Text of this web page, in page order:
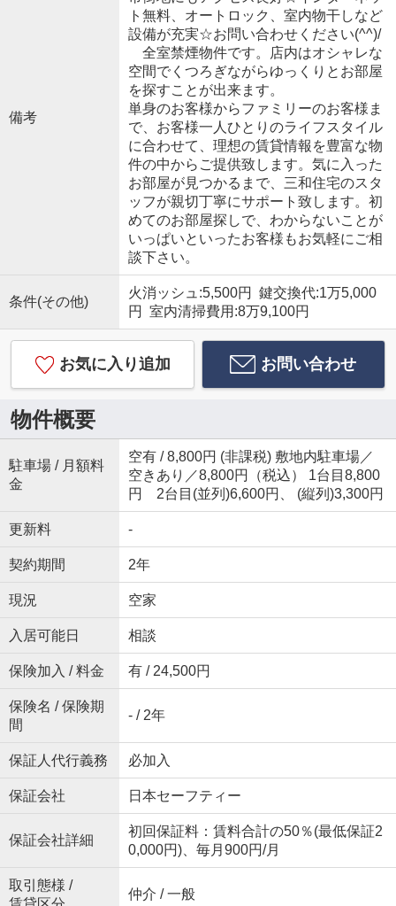
備考
ト無料、オートロック、室内物干しなど
設備が充実☆お問い合わせください(^^)/
全室禁煙物件です。店内はオシャレな
空間でくつろぎながらゆっくりとお部屋
を探すことが出来ます。
単身のお客様からファミリーのお客様ま
で、お客様一人ひとりのライフスタイル
に合わせて、理想の賃貸情報を豊富な物
件の中からご提供致します。気に入った
お部屋が見つかるまで、三和住宅のスタ
ッフが親切丁寧にサポート致します。初
めてのお部屋探しで、わからないことが
いっぱいといったお客様もお気軽にご相
談下さい。
条件(その他)
火消ッシュ:5,500円 鍵交換代:1万5,000
円 室内清掃費用:8万9,100円
お気に入り追加 お問い合わせ
物件概要
駐車場 / 月額料
金
空有 / 8,800円 (非課税) 敷地内駐車場／
空きあり／8,800円（税込） 1台目8,800
円 2台目(並列)6,600円、 (縦列)3,300円
更新料 -
契約期間 2年
現況 空家
入居可能日 相談
保険加入 / 料金 有 / 24,500円
保険名 / 保険期
間
- / 2年
保証人代行義務 必加入
保証会社 日本セーフティー
保証会社詳細
初回保証料：賃料合計の50％(最低保証2
0,000円)、毎月900円/月
取引態様 /
仲介 / 一般